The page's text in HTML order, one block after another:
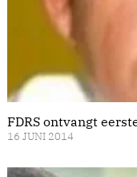
FDRS ontvangt
16 JUNI 2014